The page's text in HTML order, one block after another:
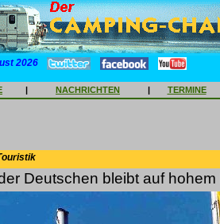
2026
| NACHRICHTEN | TERMINE
Deutschen bleibt auf hohem